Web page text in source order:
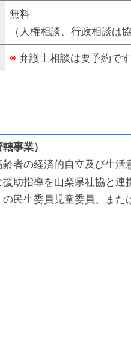
無料
（人権相談、行政相談は
※ 弁護士相談は要予約です
事業）
者の経済的自立及び生
助指導を山梨県社協と連
民生委員児童委員、また